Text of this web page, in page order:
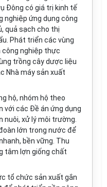
Đông có giá trị kinh tế
nghiệp ứng dụng công
quả sạch cho thị
Phát triển các vùng
công nghiệp thực
trồng cây dược liệu
Nhà máy sản xuất
hộ, nhóm hộ theo
với các Đề án ứng dụng
xử lý môi trường.
lớn trong nước để
bền vững. Thu
tâm lợn giống chất
tổ chức sản xuất gắn